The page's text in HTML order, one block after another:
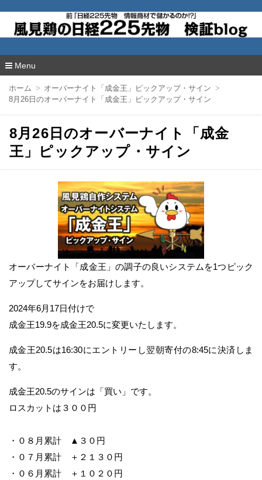
風見鶏の日経225先物 検証blog
Menu
ホーム
オーバーナイト「成金王」ピックアップ・サイン
8月26日のオーバーナイト「成金王」ピックアップ・サイン
8月26日のオーバーナイト「成金
王」ピックアップ・サイン
オーバーナイト「成金王」の調子の良いシステムを1つピック
アップしてサインをお届けします。
2024年6月17日付けで
成金王19.9を成金王20.5に変更いたします。
成金王20.5は16:30にエントリーし翌朝寄付の8:45に決済しま
す。
成金王20.5のサインは「買い」です。
ロスカットは３００円
・０８月累計 ▲３０円
・０７月累計 ＋２１３０円
・０６月累計 ＋１０２０円